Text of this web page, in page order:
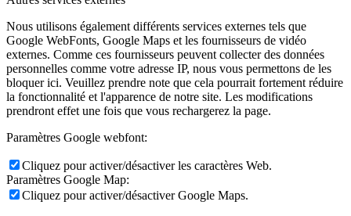
Nous utilisons également différents services externes tels que
Google WebFonts, Google Maps et les fournisseurs de vidéo
externes. Comme ces fournisseurs peuvent collecter des données
personnelles comme votre adresse IP, nous vous permettons de les
bloquer ici. Veuillez prendre note que cela pourrait fortement réduire
la fonctionnalité et l'apparence de notre site. Les modifications
prendront effet une fois que vous rechargerez la page.
Paramètres Google webfont:
Cliquez pour activer/désactiver les caractères Web.
Paramètres Google Map:
Cliquez pour activer/désactiver Google Maps.